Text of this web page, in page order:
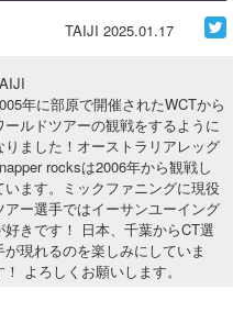
波予想ツール
リアガイド
TAIJI 2025.01.17
年に部原で開催されたWCTから
ールドツアーの観戦をするように
りました！オーストラリアレッグ
rocksは2006年から観戦し
います。ミックファニングに現役
アー選手ではイーサンユーイング
好きです！ 日本、千葉からCT選
が現れるのを楽しみにしていま
！ よろしくお願いします。
タメ